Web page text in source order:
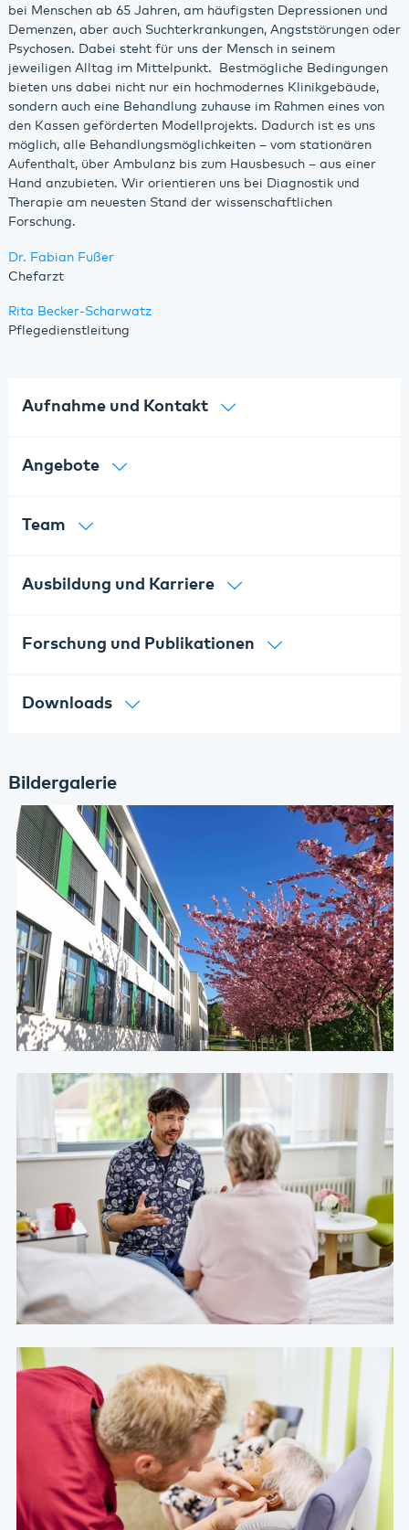
bei Menschen ab 65 Jahren, am häufigsten Depressionen und
Demenzen, aber auch Suchterkrankungen, Angststörungen oder
Psychosen. Dabei steht für uns der Mensch in seinem
jeweiligen Alltag im Mittelpunkt. Bestmögliche Bedingungen
bieten uns dabei nicht nur ein hochmodernes Klinikgebäude,
sondern auch eine Behandlung zuhause im Rahmen eines von
den Kassen geförderten Modellprojekts. Dadurch ist es uns
möglich, alle Behandlungsmöglichkeiten – vom stationären
Aufenthalt, über Ambulanz bis zum Hausbesuch – aus einer
Hand anzubieten. Wir orientieren uns bei Diagnostik und
Therapie am neuesten Stand der wissenschaftlichen
Forschung.
Dr. Fabian Fußer
Chefarzt
Rita Becker-Scharwatz
Pflegedienstleitung
Aufnahme und Kontakt
Angebote
Team
Ausbildung und Karriere
Forschung und Publikationen
Downloads
Bildergalerie